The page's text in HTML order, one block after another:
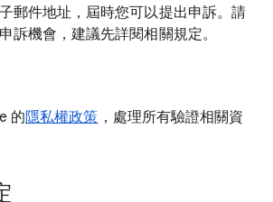
郵件地址，屆時您可以提出申訴。請
訴機會，建議先詳閱相關規定。
的隱私權政策 ，處理所有驗證相關資